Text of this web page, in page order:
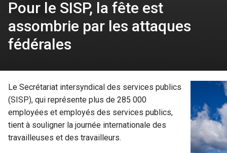
Pour le SISP, la fête est
assombrie par les attaques
fédérales
Le Secrétariat intersyndical des services publics
(SISP), qui représente plus de 285 000
employées et employés des services publics,
tient à souligner la journée internationale des
travailleuses et des travailleurs.